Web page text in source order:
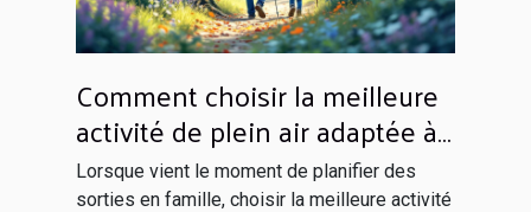
Comment choisir la meilleure
activité de plein air adaptée à
votre famille ?
Lorsque vient le moment de planifier des
sorties en famille, choisir la meilleure activité